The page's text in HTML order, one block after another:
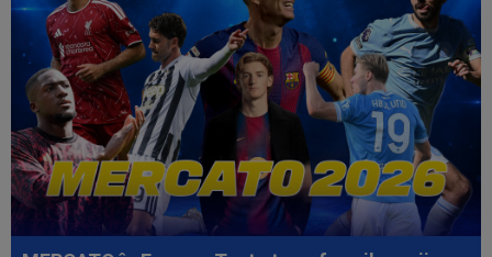
09:53
A venit anunțul cel mare: Vinicius Junior a spus
"DA" și semnează!
09:45
Mirel Rădoi și-a spus nemulțumirea de la
Gaziantep
09:38
Gigi Becali a lansat oferta: ”1,5 milioane de
euro”
09:36
Atenție, Craiova! Finlandezii și-au făcut temele
și au descifrat cum vor aborda...